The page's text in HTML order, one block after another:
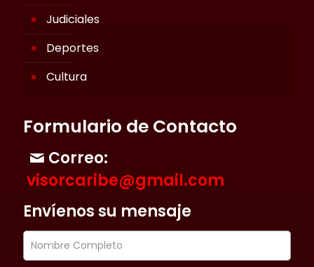
Judiciales
Deportes
Cultura
Formulario de Contacto
Correo:
visorcaribe@gmail.com
Envíenos su mensaje